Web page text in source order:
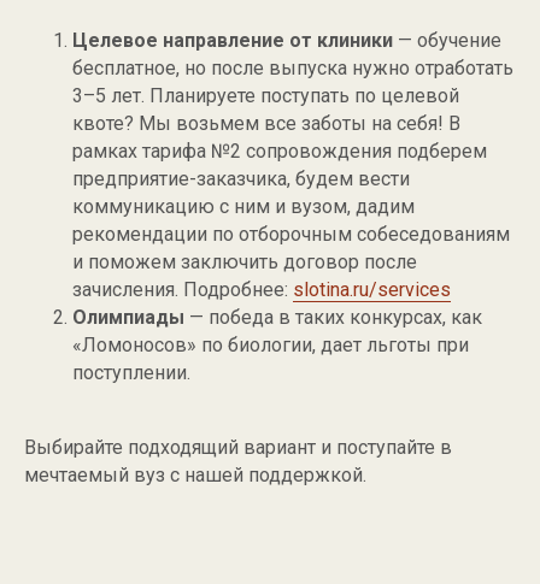
Целевое направление от клиники — обучение
бесплатное, но после выпуска нужно отработать
3–5 лет. Планируете поступать по целевой
квоте? Мы возьмем все заботы на себя! В
рамках тарифа №2 сопровождения подберем
предприятие-заказчика, будем вести
коммуникацию с ним и вузом, дадим
рекомендации по отборочным собеседованиям
и поможем заключить договор после
зачисления. Подробнее: slotina.ru/services
Олимпиады — победа в таких конкурсах, как
«Ломоносов» по биологии, дает льготы при
поступлении.
Выбирайте подходящий вариант и поступайте в
мечтаемый вуз с нашей поддержкой.